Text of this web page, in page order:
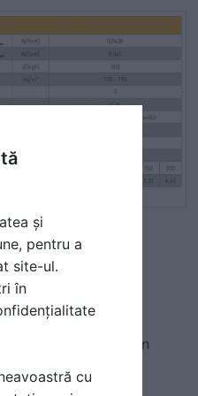
inclusiv din
și
pentru a
site-ul.
în
cu